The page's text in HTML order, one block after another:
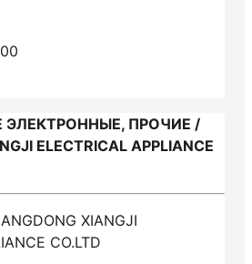
ПРОЧИЕ /
ELECTRICAL APPLIANCE
XIANGJI
CO.LTD